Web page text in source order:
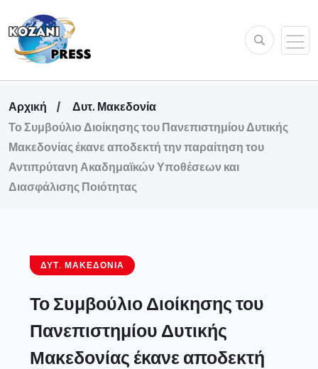
Αρχική
Δυτ. Μακεδονία
Το Συμβούλιο Διοίκησης του Πανεπιστημίου Δυτικής
Μακεδονίας έκανε αποδεκτή την παραίτηση του
Αντιπρύτανη Ακαδημαϊκών Υποθέσεων και
Διασφάλισης Ποιότητας
ΔΥΤ. ΜΑΚΕΔΟΝΊΑ
Το Συμβούλιο Διοίκησης του
Πανεπιστημίου Δυτικής
Μακεδονίας έκανε αποδεκτή